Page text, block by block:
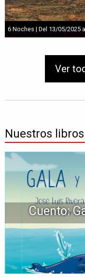
6 Noches | Del 13/05/2025
Ver
Nuestros
Cuento: